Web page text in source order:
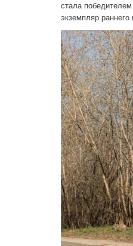
стала
экземпляр раннего